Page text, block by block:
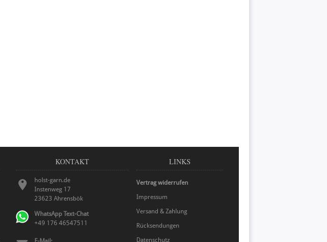
KONTAKT
holst-garn.de
Instenweg 17
23623 Ahrensbök
WhatsApp Text-Chat
+49 176 46547511
LINKS
Vertrag widerrufen
Impressum
Versand & Zahlung
Rücksendungen
Datenschutz